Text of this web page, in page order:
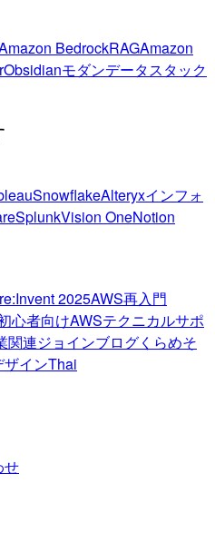
BedrockRAGAmazon
Obsidianモダンデータスタック
SnowflakeAlteryxインフォ
SplunkVision OneNotion
2025AWS再入門
心者向けAWSテクニカルサポ
関連ジョインブログくらめそ
ザインThai
せ